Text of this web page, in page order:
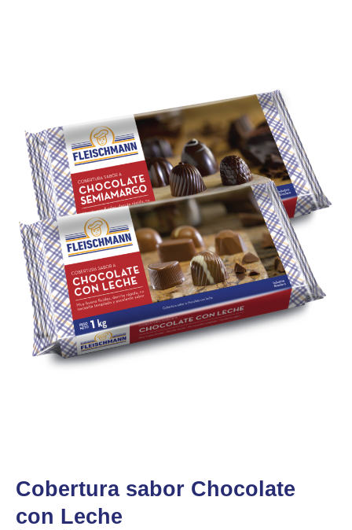
Cobertura sabor Chocolate
con Leche